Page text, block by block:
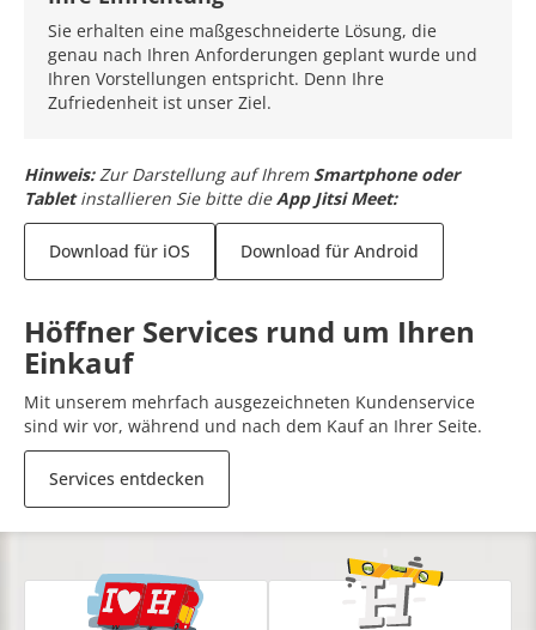
Sie erhalten eine maßgeschneiderte Lösung, die
genau nach Ihren Anforderungen geplant wurde und
Ihren Vorstellungen entspricht. Denn Ihre
Zufriedenheit ist unser Ziel.
Hinweis: Zur Darstellung auf Ihrem Smartphone oder
Tabletinstallieren Sie bitte dieApp Jitsi Meet:
Download für iOS Download für Android
Höffner Services rund um Ihren
Einkauf
Mit unserem mehrfach ausgezeichneten Kundenservice
sind wir vor, während und nach dem Kauf an Ihrer Seite.
Services entdecken